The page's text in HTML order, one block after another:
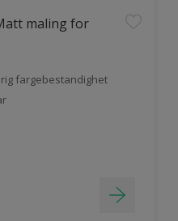
maling for
fargebestandighet